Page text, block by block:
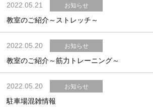
2022.05.21 お知らせ
教室のご紹介～ストレッチ～
2022.05.20 お知らせ
教室のご紹介～筋力トレーニング～
2022.05.20 お知らせ
駐車場混雑情報